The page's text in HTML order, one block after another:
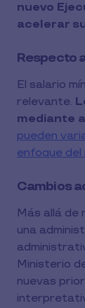
nuevo
acelerar
Respecto
El salario
relevante.
mediante
pueden
enfoque del
Cambios
Más allá de
una
Ministerio
nuevas